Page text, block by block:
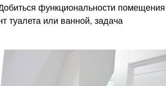
функциональности помещения
туалета или ванной, задача